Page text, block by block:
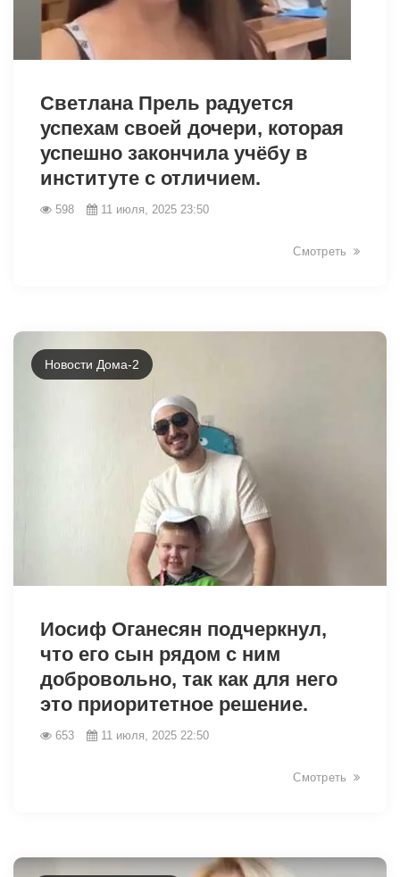
Светлана Прель радуется
успехам своей дочери, которая
успешно закончила учёбу в
институте с отличием.
598 11 июля, 2025 23:50
Смотреть
Новости Дома-2
Иосиф Оганесян подчеркнул,
что его сын рядом с ним
добровольно, так как для него
это приоритетное решение.
653 11 июля, 2025 22:50
Смотреть